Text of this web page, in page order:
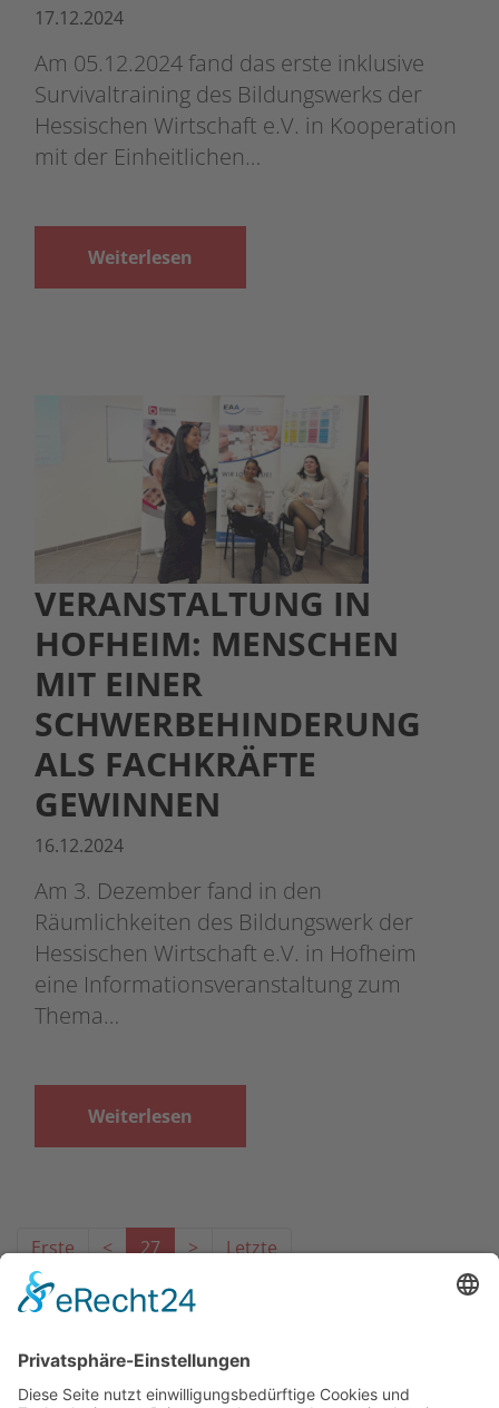
17.12.2024
Am 05.12.2024 fand das erste inklusive
Survivaltraining des Bildungswerks der
Hessischen Wirtschaft e.V. in Kooperation
mit der Einheitlichen…
Weiterlesen
VERANSTALTUNG IN
HOFHEIM: MENSCHEN
MIT EINER
SCHWERBEHINDERUNG
ALS FACHKRÄFTE
GEWINNEN
16.12.2024
Am 3. Dezember fand in den
Räumlichkeiten des Bildungswerk der
Hessischen Wirtschaft e.V. in Hofheim
eine Informationsveranstaltung zum
Thema…
Weiterlesen
Erste < 27 > Letzte
Das Projekt zur Implementierung der Einheitlichen
Ansprechstellen für Arbeitgeber gemäß § 185a SGB IX in
Hessen wird gefördert aus Mitteln des LWV Hessen